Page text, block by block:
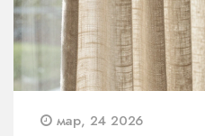
мар, 24 2026